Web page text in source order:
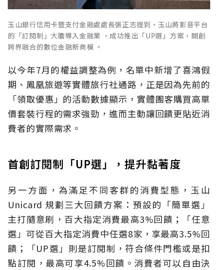
玉山銀行信用卡暨支付金融處處長張正志提到，玉山將影音平台
的「訂閱制」大膽導入金融業 ，成功推出「UP選」方案，開創
跨界融合的數位金融新商模 。
以今年7月的權益調整為例，名單中新增了喜鴻假
期、鳳凰旅遊等實體旅行社通路，正是因為先前的
「領取優惠」的活動數據顯示，實體團客購買高單
價套裝行程的需求強勁，進而主動讓回饋更貼近消
費者的實際需求。
首創訂閱制「UP選」，提升黏著度
另一方面，為滿足不同客群的消費型態，玉山
Unicard 規劃三大回饋方案：預設的「簡單選」
主打隨意刷，百大指定消費最高3%回饋；「任意
選」可從百大指定消費中任選8家，享最高3.5%回
饋；「UP選」則是訂閱制，符合條件門檻或是扣
點訂閱，最高可享4.5%回饋。消費者可以自由決